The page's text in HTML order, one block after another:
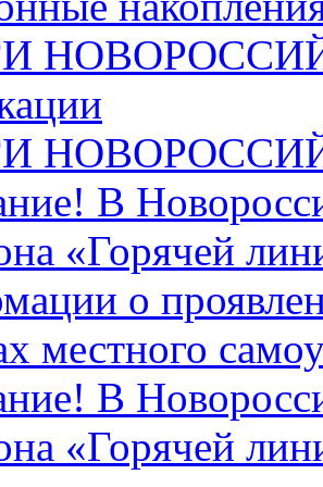
В
«Горячей
о
местного
В
«Горячей